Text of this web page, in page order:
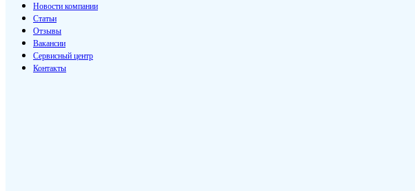
Новости компании
Статьи
Отзывы
Вакансии
Сервисный центр
Контакты